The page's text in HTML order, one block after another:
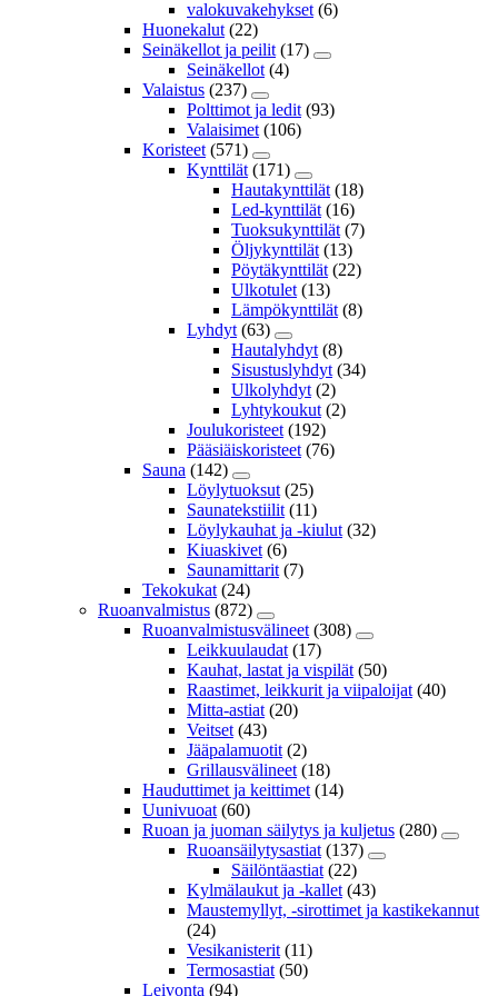
valokuvakehykset (6)
Huonekalut (22)
Seinäkellot ja peilit (17)
Seinäkellot (4)
Valaistus (237)
Polttimot ja ledit (93)
Valaisimet (106)
Koristeet (571)
Kynttilät (171)
Hautakynttilät (18)
Led-kynttilät (16)
Tuoksukynttilät (7)
Öljykynttilät (13)
Pöytäkynttilät (22)
Ulkotulet (13)
Lämpökynttilät (8)
Lyhdyt (63)
Hautalyhdyt (8)
Sisustuslyhdyt (34)
Ulkolyhdyt (2)
Lyhtykoukut (2)
Joulukoristeet (192)
Pääsiäiskoristeet (76)
Sauna (142)
Löylytuoksut (25)
Saunatekstiilit (11)
Löylykauhat ja -kiulut (32)
Kiuaskivet (6)
Saunamittarit (7)
Tekokukat (24)
Ruoanvalmistus (872)
Ruoanvalmistusvälineet (308)
Leikkuulaudat (17)
Kauhat, lastat ja vispilät (50)
Raastimet, leikkurit ja viipaloijat (40)
Mitta-astiat (20)
Veitset (43)
Jääpalamuotit (2)
Grillausvälineet (18)
Hauduttimet ja keittimet (14)
Uunivuoat (60)
Ruoan ja juoman säilytys ja kuljetus (280)
Ruoansäilytysastiat (137)
Säilöntäastiat (22)
Kylmälaukut ja -kallet (43)
Maustemyllyt, -sirottimet ja kastikekannut
(24)
Vesikanisterit (11)
Termosastiat (50)
Leivonta (94)